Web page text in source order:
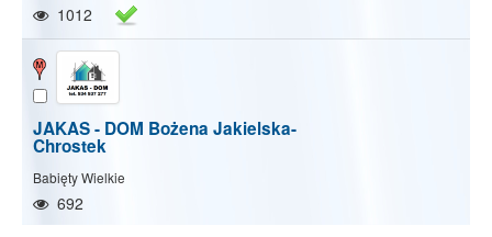
1012
JAKAS - DOM Bożena Jakielska-
Chrostek
Babięty Wielkie
692